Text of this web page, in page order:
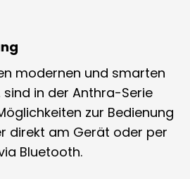
modernen und smarten
in der Anthra-Serie
zur Bedienung
direkt am Gerät oder per
Bluetooth.